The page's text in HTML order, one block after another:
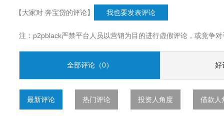
【大家对 奔宝贷的评论】 我也要发表评论
注：p2pblack严禁平台人员以营销为目的进行虚假评论，或竞争
全部评论（0） 好
最新评论 热门评论 投资人角度 借款人